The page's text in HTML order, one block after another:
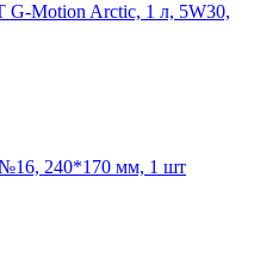
G-Motion Arctic, 1 л, 5W30,
240*170 мм, 1 шт